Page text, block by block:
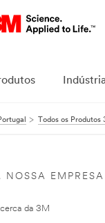
Todos os Produtos
NOSSA EMPRESA
da 3M